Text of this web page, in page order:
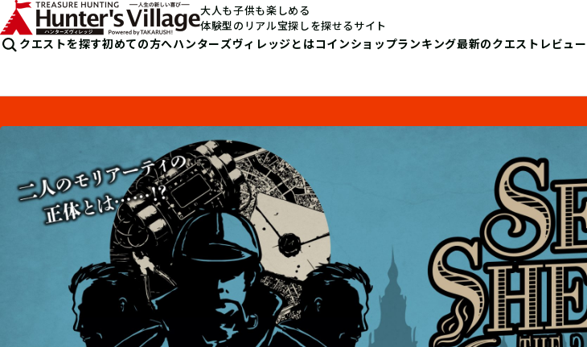
大人も子供も楽しめる
体験型のリアル宝探しを探せるサイト
クエストを探す初めての方へハンターズヴィレッジとはコインショップランキング最新のクエストレビュー